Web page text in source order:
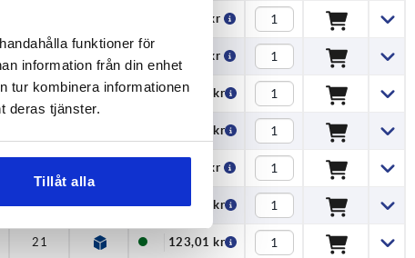
funktioner för
information från din enhet
tur kombinera informationen
deras tjänster.
Tillåt alla
65,72 kr
86,16 kr
— 103,60 kr
131,09 kr
81,20 kr
18 102,45 kr
21 123,01 kr